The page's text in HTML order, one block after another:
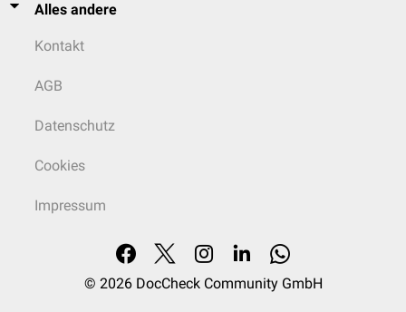
Alles andere
Kontakt
AGB
Datenschutz
Cookies
Impressum
© 2026 DocCheck Community GmbH